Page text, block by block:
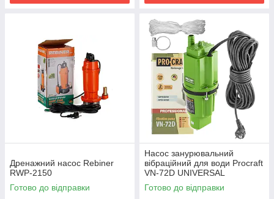
Дренажний насос Rebiner
RWP-2150
Готово до відправки
Насос занурювальний
вібраційний для води Procraft
VN-72D UNIVERSAL
Готово до відправки